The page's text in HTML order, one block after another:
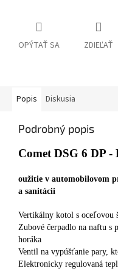
OPÝTAŤ SA ZDIEĽAŤ
Popis Diskusia
Podrobný popis
Comet DSG 6 DP -
oužitie v automobilovom
a sanitácii
Vertikálny kotol s oceľovou
Zubové čerpadlo na naftu s
horáka
Ventil na vypúšťanie pary,
Elektronicky regulovaná